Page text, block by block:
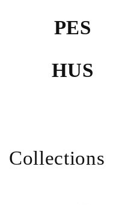
PES
HUS
Collections